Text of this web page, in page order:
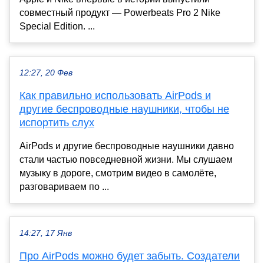
совместный продукт — Powerbeats Pro 2 Nike
Special Edition. ...
12:27, 20 Фев
Как правильно использовать AirPods и
другие беспроводные наушники, чтобы не
испортить слух
AirPods и другие беспроводные наушники давно
стали частью повседневной жизни. Мы слушаем
музыку в дороге, смотрим видео в самолёте,
разговариваем по ...
14:27, 17 Янв
Про AirPods можно будет забыть. Создатели